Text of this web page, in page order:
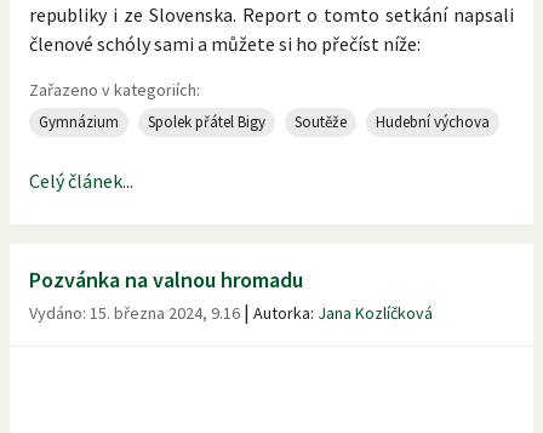
republiky i ze Slovenska. Report o tomto setkání napsali
členové schóly sami a můžete si ho přečíst níže:
Zařazeno v kategoriích:
Gymnázium Spolek přátel Bigy Soutěže Hudební výchova
Celý článek...
Pozvánka na valnou hromadu
Vydáno: 15. března 2024, 9.16 | Autorka: Jana Kozlíčková